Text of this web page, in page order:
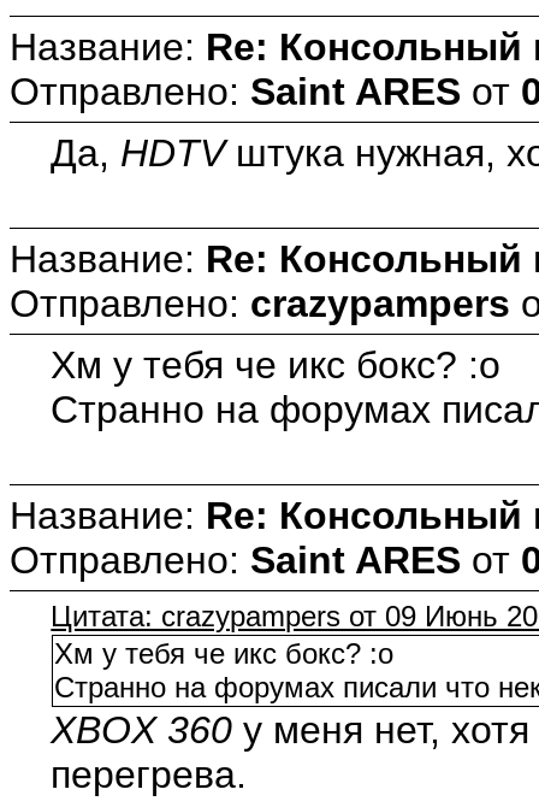
Название: Re: Консольный
Отправлено: Saint ARES от
Да, HDTVштука нужная,
Название: Re: Консольный
Отправлено: crazypampers
Хм у тебя че икс бокс? :o
Странно на форумах
Название: Re: Консольный
Отправлено: Saint ARES от
Цитата: crazypampers от 09 Июнь
Хм у тебя че икс бокс? :o
Странно на форумах писали что
XBOX 360 у меня нет,
перегрева.